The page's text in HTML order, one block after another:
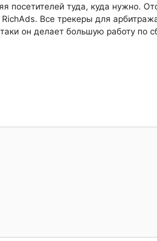
туда, куда нужно.
Все трекеры для
он делает большую работу